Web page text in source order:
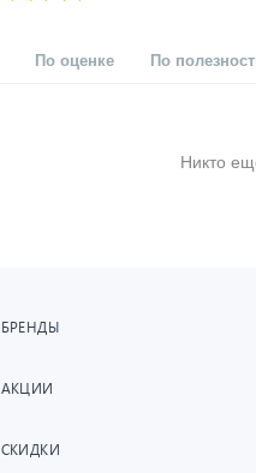
По оценке По
Никто
БРЕНДЫ
АКЦИИ
СКИДКИ